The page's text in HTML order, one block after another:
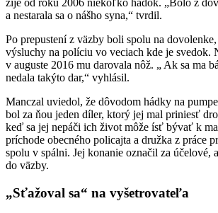
žije od roku 2006 niekoľko hádok. „Bolo z
a nestarala sa o nášho syna,“ tvrdil.
Po prepustení z väzby boli spolu na
výsluchy na políciu vo veciach kde je svedok.
v auguste 2016 mu darovala nôž. „ Ak sa ma
nedala takýto dar,“ vyhlásil.
Manczal uviedol, že dôvodom hádky na
bol za ňou jeden díler, ktorý jej mal priniesť
keď sa jej nepáči ich život môže ísť bývať k
príchode obecného policajta a družka z práce
spolu v spálni. Jej konanie označil za účelové,
do väzby.
„Sťažoval sa“ na vyšetrovateľa